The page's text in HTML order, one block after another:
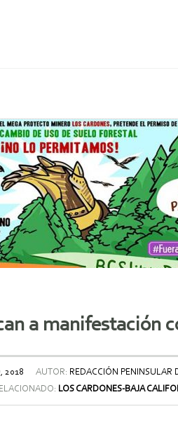
a manifestación
2018 AUTOR: REDACCIÓN PENINSULAR
LOS CARDONES-BAJA